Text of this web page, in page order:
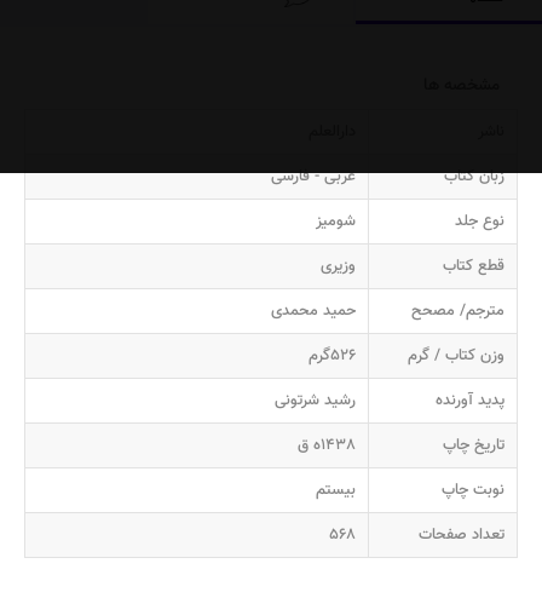
زبان کتاب
عربی - فارسی
نوع جلد
شومیز
قطع کتاب
وزیری
مترجم/ مصحح
حمید محمدی
وزن کتاب / گرم
526گرم
پدید آورنده
رشید شرتونی
تاریخ چاپ
1438ه ق
نوبت چاپ
بیستم
تعداد صفحات
568